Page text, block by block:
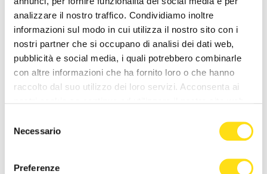
analizzare il nostro traffico. Condividiamo inoltre
informazioni sul modo in cui utilizza il nostro sito con i
nostri partner che si occupano di analisi dei dati web,
pubblicità e social media, i quali potrebbero combinarle
con altre informazioni che ha fornito loro o che hanno
raccolto dal suo utilizzo dei loro servizi. Acconsenta ai
delNecessario
Preferenze
ASUGI INFORMA
Malattie della pelle, ASUGI
introduce la “biopsia
virtuale”: esami più [...]
26 Maggio 2026
ASUGI INFORMA
Invalidità civile, dal 1° giugno
cambia tutto per gli over 70:
tornano le [...]
25 Maggio 2026